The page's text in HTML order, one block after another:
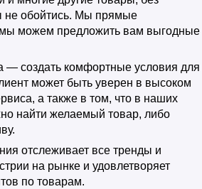
не обойтись. Мы прямые
можем предложить вам выгодные
— создать комфортные условия для
может быть уверен в высоком
а также в том, что в наших
найти желаемый товар, либо
отслеживает все тренды и
на рынке и удовлетворяет
по товарам.